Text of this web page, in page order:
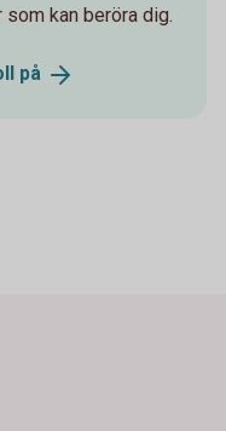
som kan beröra dig.
på